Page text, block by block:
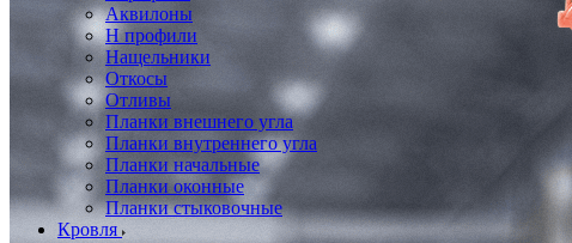
Аквилоны
Н профили
Нащельники
Откосы
Отливы
Планки внешнего угла
Планки внутреннего угла
Планки начальные
Планки оконные
Планки стыковочные
Кровля